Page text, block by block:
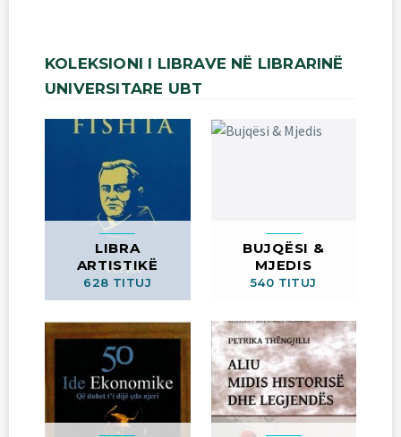
KOLEKSIONI I LIBRAVE NË LIBRARINË
UNIVERSITARE UBT
LIBRA
ARTISTIKË
628 TITUJ
BUJQËSI &
MJEDIS
540 TITUJ